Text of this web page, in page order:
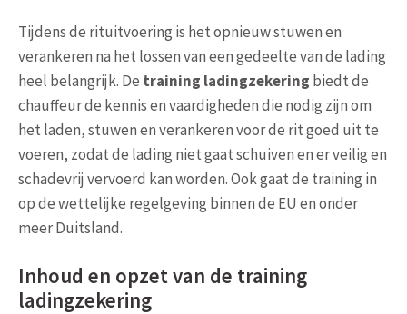
Tijdens de rituitvoering is het opnieuw stuwen en
verankeren na het lossen van een gedeelte van de lading
heel belangrijk. De training ladingzekering biedt de
chauffeur de kennis en vaardigheden die nodig zijn om
het laden, stuwen en verankeren voor de rit goed uit te
voeren, zodat de lading niet gaat schuiven en er veilig en
schadevrij vervoerd kan worden. Ook gaat de training in
op de wettelijke regelgeving binnen de EU en onder
meer Duitsland.
Inhoud en opzet van de training
ladingzekering